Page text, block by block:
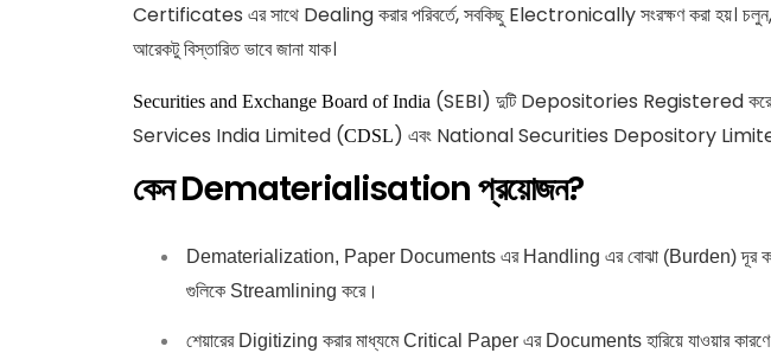
Certificates এর সাথে Dealing করার পরিবর্তে, সবকিছু Electronically সংরক্ষণ করা হয়।
আরেকটু বিস্তারিত ভাবে জানা যাক।
Securities and Exchange Board of India (SEBI) দুটি Depositories Registered
Services India Limited (CDSL) এবং National Securities Depository
কেন Dematerialisation প্রয়োজন?
Dematerialization, Paper Documents এর Handling এর বোঝা (Burden) দূর করে
গুলিকে Streamlining করে।
শেয়ারের Digitizing করার মাধ্যমে Critical Paper এর Documents হারিয়ে যাওয়ার